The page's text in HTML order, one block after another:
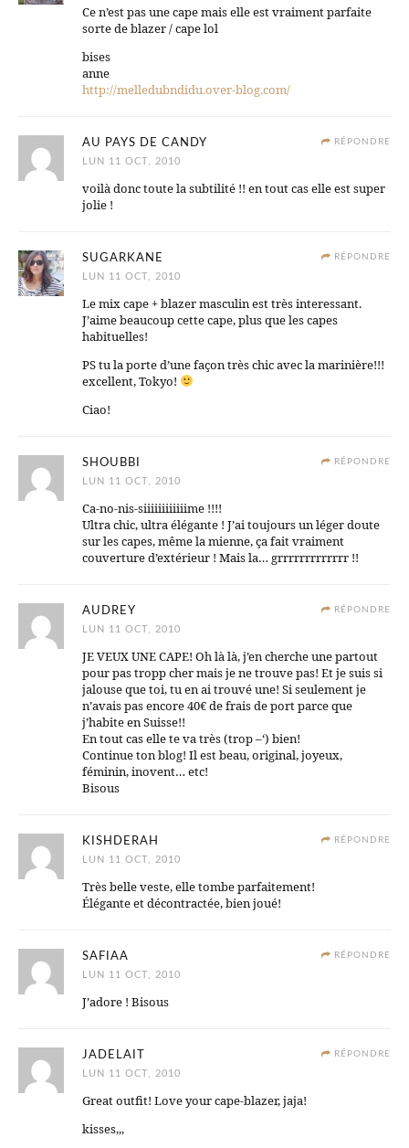
Ce n’est pas une cape mais elle est vraiment parfaite
sorte de blazer / cape lol
bises
anne
http://melledubndidu.over-blog.com/
RÉPONDRE
AU PAYS DE CANDY
LUN 11 OCT, 2010
voilà donc toute la subtilité !! en tout cas elle est super
jolie !
RÉPONDRE
SUGARKANE
LUN 11 OCT, 2010
Le mix cape + blazer masculin est très interessant.
J’aime beaucoup cette cape, plus que les capes
habituelles!
PS tu la porte d’une façon très chic avec la marinière!!!
excellent, Tokyo!
Ciao!
RÉPONDRE
SHOUBBI
LUN 11 OCT, 2010
Ca-no-nis-siiiiiiiiiiiime !!!!
Ultra chic, ultra élégante ! J’ai toujours un léger doute
sur les capes, même la mienne, ça fait vraiment
couverture d’extérieur ! Mais la… grrrrrrrrrrrrr !!
RÉPONDRE
AUDREY
LUN 11 OCT, 2010
JE VEUX UNE CAPE! Oh là là, j’en cherche une partout
pour pas tropp cher mais je ne trouve pas! Et je suis si
jalouse que toi, tu en ai trouvé une! Si seulement je
n’avais pas encore 40€ de frais de port parce que
j’habite en Suisse!!
En tout cas elle te va très (trop –‘) bien!
Continue ton blog! Il est beau, original, joyeux,
féminin, inovent… etc!
Bisous
RÉPONDRE
KISHDERAH
LUN 11 OCT, 2010
Très belle veste, elle tombe parfaitement!
Élégante et décontractée, bien joué!
RÉPONDRE
SAFIAA
LUN 11 OCT, 2010
J’adore ! Bisous
RÉPONDRE
JADELAIT
LUN 11 OCT, 2010
Great outfit! Love your cape-blazer, jaja!
kisses,,,